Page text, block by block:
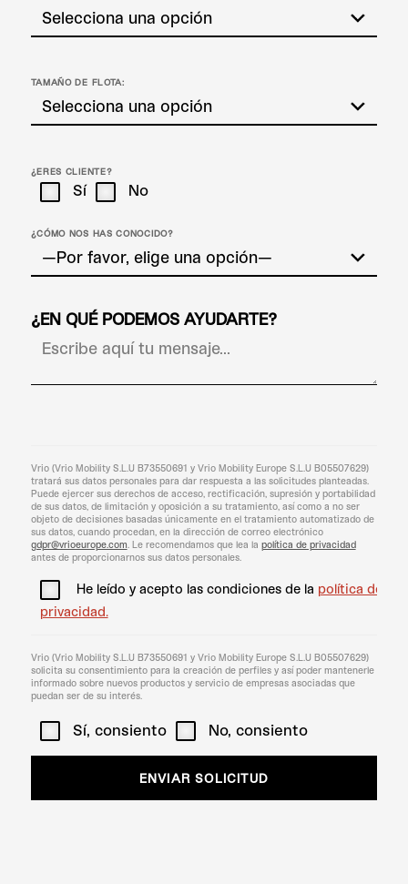
TAMAÑO DE FLOTA:
¿ERES CLIENTE?
Sí No
¿CÓMO NOS HAS CONOCIDO?
¿EN QUÉ PODEMOS AYUDARTE?
Vrio (Vrio Mobility S.L.U B73550691 y Vrio Mobility Europe S.L.U B05507629)
tratará sus datos personales para dar respuesta a las solicitudes planteadas.
Puede ejercer sus derechos de acceso, rectificación, supresión y portabilidad
de sus datos, de limitación y oposición a su tratamiento, así como a no ser
objeto de decisiones basadas únicamente en el tratamiento automatizado de
sus datos, cuando procedan, en la dirección de correo electrónico
gdpr@vrioeurope.com . Le recomendamos que lea la política de privacidad
antes de proporcionarnos sus datos personales.
He leído y acepto las condiciones de la política de
privacidad.
Vrio (Vrio Mobility S.L.U B73550691 y Vrio Mobility Europe S.L.U B05507629)
solicita su consentimiento para la creación de perfiles y así poder mantenerle
informado sobre nuevos productos y servicio de empresas asociadas que
puedan ser de su interés.
Sí, consiento No, consiento